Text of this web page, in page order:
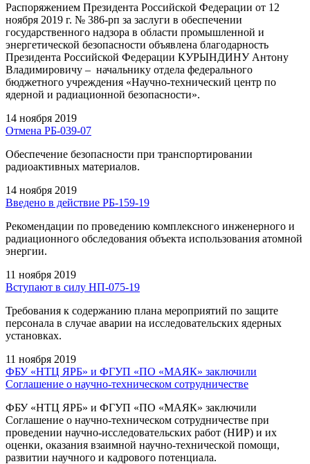
Распоряжением Президента Российской Федерации от 12
ноября 2019 г. № 386-рп за заслуги в обеспечении
государственного надзора в области промышленной и
энергетической безопасности объявлена благодарность
Президента Российской Федерации КУРЫНДИНУ Антону
Владимировичу – начальнику отдела федерального
бюджетного учреждения «Научно-технический центр по
ядерной и радиационной безопасности».
14 ноября 2019
Отмена РБ-039-07
Обеспечение безопасности при транспортировании
радиоактивных материалов.
14 ноября 2019
Введено в действие РБ-159-19
Рекомендации по проведению комплексного инженерного и
радиационного обследования объекта использования атомной
энергии.
11 ноября 2019
Вступают в силу НП-075-19
Требования к содержанию плана мероприятий по защите
персонала в случае аварии на исследовательских ядерных
установках.
11 ноября 2019
ФБУ «НТЦ ЯРБ» и ФГУП «ПО «МАЯК» заключили
Соглашение о научно-техническом сотрудничестве
ФБУ «НТЦ ЯРБ» и ФГУП «ПО «МАЯК» заключили
Соглашение о научно-техническом сотрудничестве при
проведении научно-исследовательских работ (НИР) и их
оценки, оказания взаимной научно-технической помощи,
развитии научного и кадрового потенциала.